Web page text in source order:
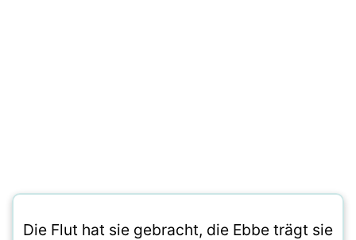
Die Flut hat sie gebracht, die Ebbe trägt sie